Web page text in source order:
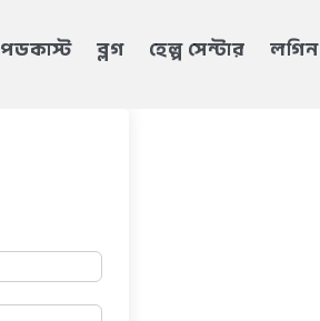
পডকাস্ট ব্লগ হেল্প সেন্টার লগিন